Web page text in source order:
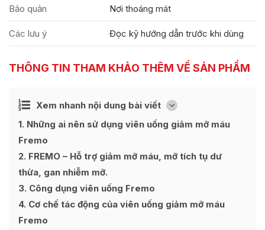
Bảo quản Nơi thoáng mát
Các lưu ý Đọc kỹ hướng dẫn trước khi dùng
THÔNG TIN THAM KHẢO THÊM VỀ SẢN PHẨM
Xem nhanh nội dung bài viết [
Ẩn
1 Những ai nên sử dụng viên uống giảm mỡ máu
Fremo
2 FREMO – Hỗ trợ giảm mỡ máu, mỡ tích tụ dư
thừa, gan nhiễm mỡ.
3 Công dụng viên uống Fremo
4 Cơ chế tác động của viên uống giảm mỡ máu
Fremo